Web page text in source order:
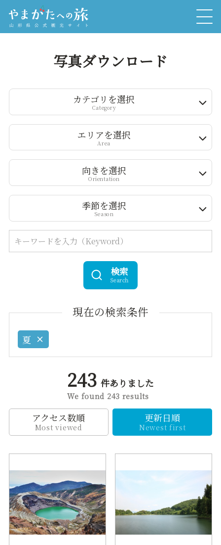
写真ダウンロード
カテゴリを選択
Category
エリアを選択
Area
向きを選択
Orientation
季節を選択
Season
検索
Search
現在の検索条件
夏
243 件ありました
We found 243 results
アクセス数順
Most viewed
更新日順
Newest first